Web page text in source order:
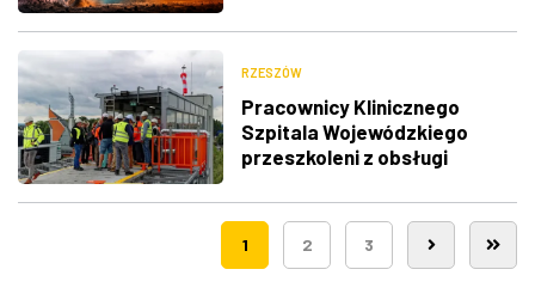
RZESZÓW
Pracownicy Klinicznego
Szpitala Wojewódzkiego
przeszkoleni z obsługi
śmigłowców LPR
1 2 3